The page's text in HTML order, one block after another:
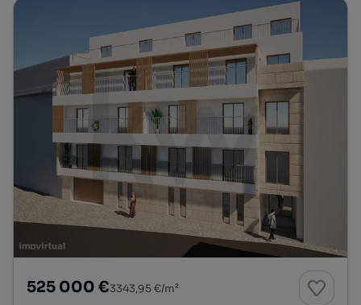
525 000 €3343,95 €/m²